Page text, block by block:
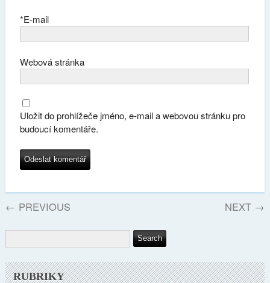
E-mail
*
Webová stránka
Uložit do prohlížeče jméno, e-mail a webovou stránku pro
budoucí komentáře.
← PREVIOUS NEXT →
RUBRIKY